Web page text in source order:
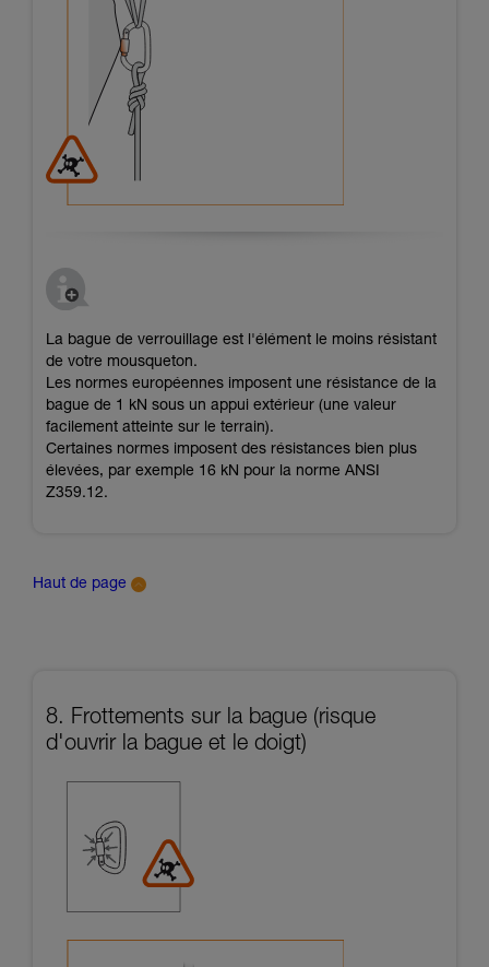
La bague de verrouillage est l'élément le moins résistant
de votre mousqueton.
Les normes européennes imposent une résistance de la
bague de 1 kN sous un appui extérieur (une valeur
facilement atteinte sur le terrain).
Certaines normes imposent des résistances bien plus
élevées, par exemple 16 kN pour la norme ANSI
Z359.12.
Haut de page
8. Frottements sur la bague (risque
d'ouvrir la bague et le doigt)